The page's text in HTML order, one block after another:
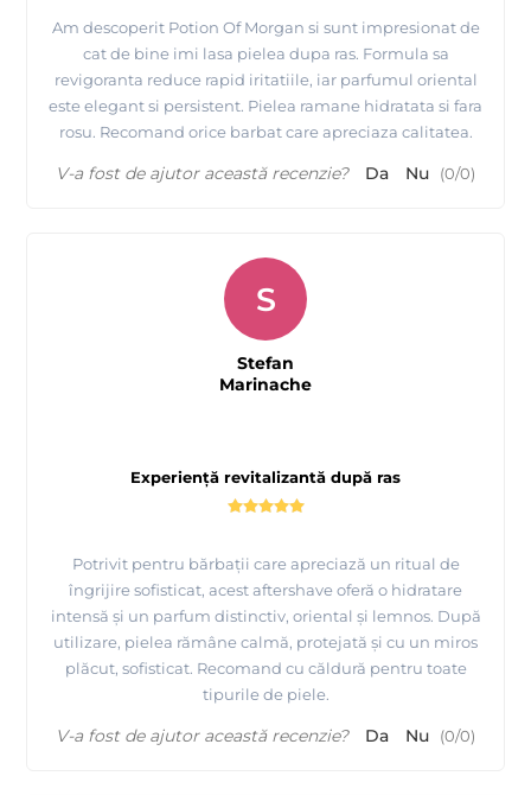
Am descoperit Potion Of Morgan si sunt impresionat de
cat de bine imi lasa pielea dupa ras. Formula sa
revigoranta reduce rapid iritatiile, iar parfumul oriental
este elegant si persistent. Pielea ramane hidratata si fara
rosu. Recomand orice barbat care apreciaza calitatea.
V-a fost de ajutor această recenzie? Da Nu (0/0)
Experiență revitalizantă după ras
Potrivit pentru bărbații care apreciază un ritual de
îngrijire sofisticat, acest aftershave oferă o hidratare
intensă și un parfum distinctiv, oriental și lemnos. După
utilizare, pielea rămâne calmă, protejată și cu un miros
plăcut, sofisticat. Recomand cu căldură pentru toate
tipurile de piele.
S
Stefan
Marinache
V-a fost de ajutor această recenzie? Da Nu (0/0)